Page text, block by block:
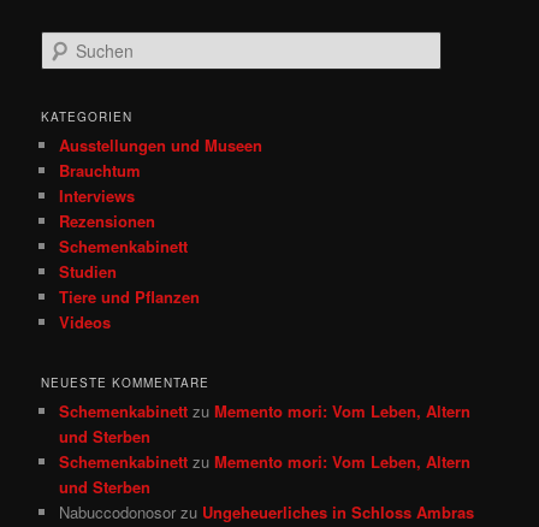
u
h
KATEGORIEN
Ausstellungen und Museen
Brauchtum
Interviews
Rezensionen
Schemenkabinett
Studien
Tiere und Pflanzen
Videos
NEUESTE KOMMENTARE
Schemenkabinett zuMemento mori: Vom Leben, Altern
und Sterben
Schemenkabinett zuMemento mori: Vom Leben, Altern
und Sterben
Nabuccodonosor zu Ungeheuerliches in Schloss Ambras